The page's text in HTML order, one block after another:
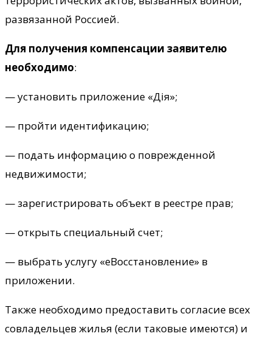
развязанной Россией.
Для получения компенсации заявителю
необходимо:
— установить приложение «Дія»;
— пройти идентификацию;
— подать информацию о поврежденной
недвижимости;
— зарегистрировать объект в реестре прав;
— открыть специальный счет;
— выбрать услугу «еВосстановление» в
приложении.
Также необходимо предоставить согласие всех
совладельцев жилья (если таковые имеются) и